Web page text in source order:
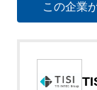
この企業